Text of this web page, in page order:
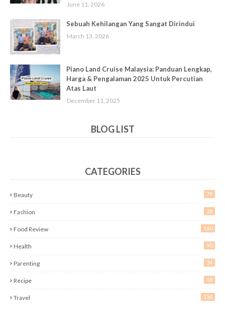
June 11, 2026
Sebuah Kehilangan Yang Sangat Dirindui
March 13, 2026
Piano Land Cruise Malaysia: Panduan Lengkap,
Harga & Pengalaman 2025 Untuk Percutian
Atas Laut
December 11, 2025
BLOG LIST
CATEGORIES
Beauty 79
Fashion 28
Food Review 160
Health 90
Parenting 34
Recipe 68
Travel 154